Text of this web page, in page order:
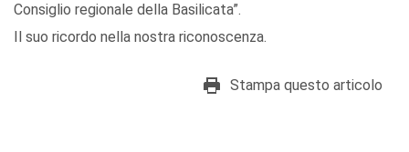
Consiglio regionale della Basilicata”.
Il suo ricordo nella nostra riconoscenza.
Stampa questo articolo